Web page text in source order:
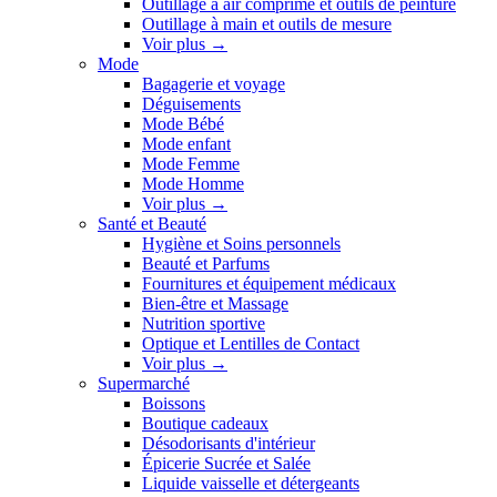
Outillage à air comprimé et outils de peinture
Outillage à main et outils de mesure
Voir plus →
Mode
Bagagerie et voyage
Déguisements
Mode Bébé
Mode enfant
Mode Femme
Mode Homme
Voir plus →
Santé et Beauté
Hygiène et Soins personnels
Beauté et Parfums
Fournitures et équipement médicaux
Bien-être et Massage
Nutrition sportive
Optique et Lentilles de Contact
Voir plus →
Supermarché
Boissons
Boutique cadeaux
Désodorisants d'intérieur
Épicerie Sucrée et Salée
Liquide vaisselle et détergeants